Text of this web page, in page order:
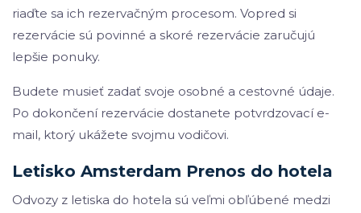
riaďte sa ich rezervačným procesom. Vopred si
rezervácie sú povinné a skoré rezervácie zaručujú
lepšie ponuky.
Budete musieť zadať svoje osobné a cestovné údaje.
Po dokončení rezervácie dostanete potvrdzovací e-
mail, ktorý ukážete svojmu vodičovi.
Letisko Amsterdam Prenos do hotela
Odvozy z letiska do hotela sú veľmi obľúbené medzi